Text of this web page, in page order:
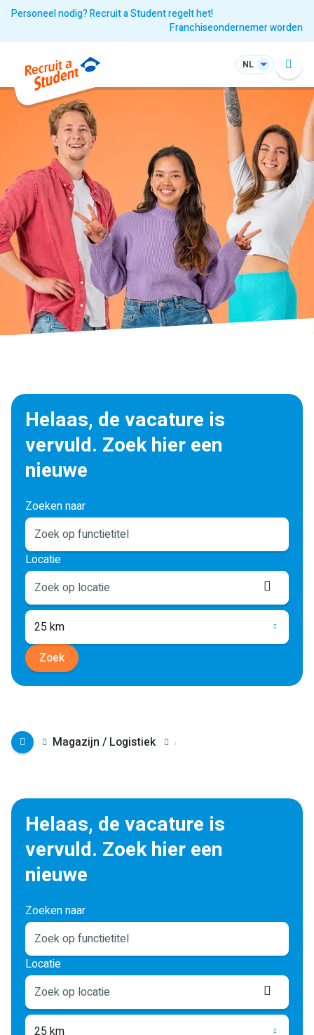
Personeel nodig? Recruit a Student regelt het!
Franchiseondernemer worden
NL
Helaas, de vacature is
vervuld. Zoek hier een
nieuwe
Zoeken naar
Locatie
25 km
Zoek
Magazijn / Logistiek
Helaas, de vacature is
vervuld. Zoek hier een
nieuwe
Zoeken naar
Locatie